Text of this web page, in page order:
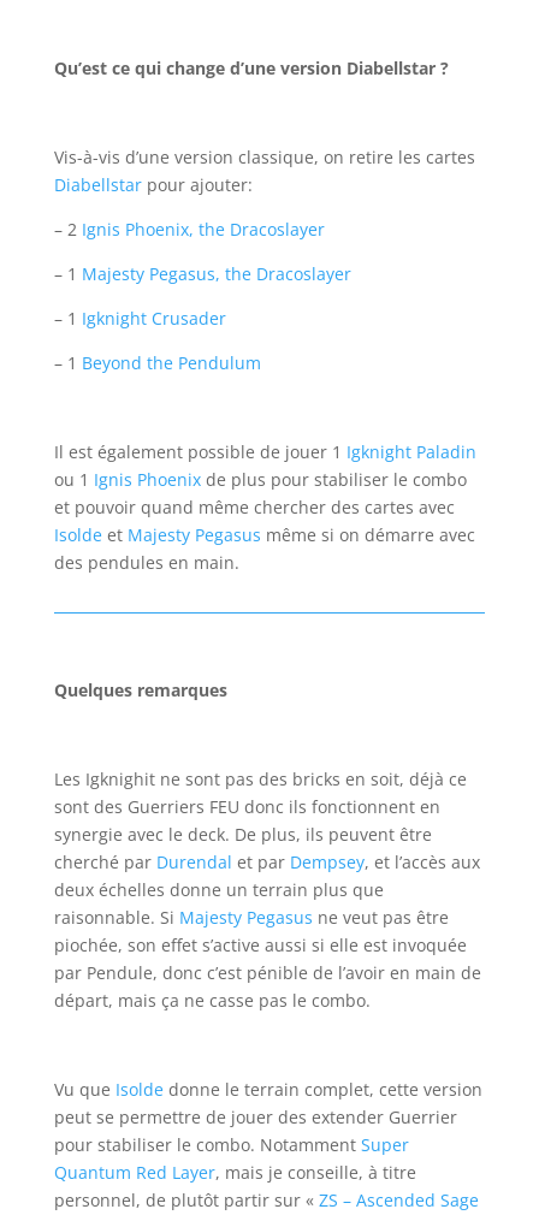
Qu’est ce qui change d’une version Diabellstar ?
Vis-à-vis d’une version classique, on retire les cartes
Diabellstarpour ajouter:
– 2 Ignis Phoenix, the Dracoslayer
– 1 Majesty Pegasus, the Dracoslayer
– 1 Igknight Crusader
– 1 Beyond the Pendulum
Il est également possible de jouer 1 Igknight Paladin
ou 1 Ignis Phoenixde plus pour stabiliser le combo
et pouvoir quand même chercher des cartes avec
Isoldeet Majesty Pegasus même si on démarre avec
des pendules en main.
Quelques remarques
Les Igknighit ne sont pas des bricks en soit, déjà ce
sont des Guerriers FEU donc ils fonctionnent en
synergie avec le deck. De plus, ils peuvent être
cherché par Durendal et par Dempsey, et l’accès aux
deux échelles donne un terrain plus que
raisonnable. Si Majesty Pegasus ne veut pas être
piochée, son effet s’active aussi si elle est invoquée
par Pendule, donc c’est pénible de l’avoir en main de
départ, mais ça ne casse pas le combo.
Vu que Isoldedonne le terrain complet, cette version
peut se permettre de jouer des extender Guerrier
pour stabiliser le combo. Notamment Super
Quantum Red Layer, mais je conseille, à titre
personnel, de plutôt partir sur « ZS – Ascended Sage